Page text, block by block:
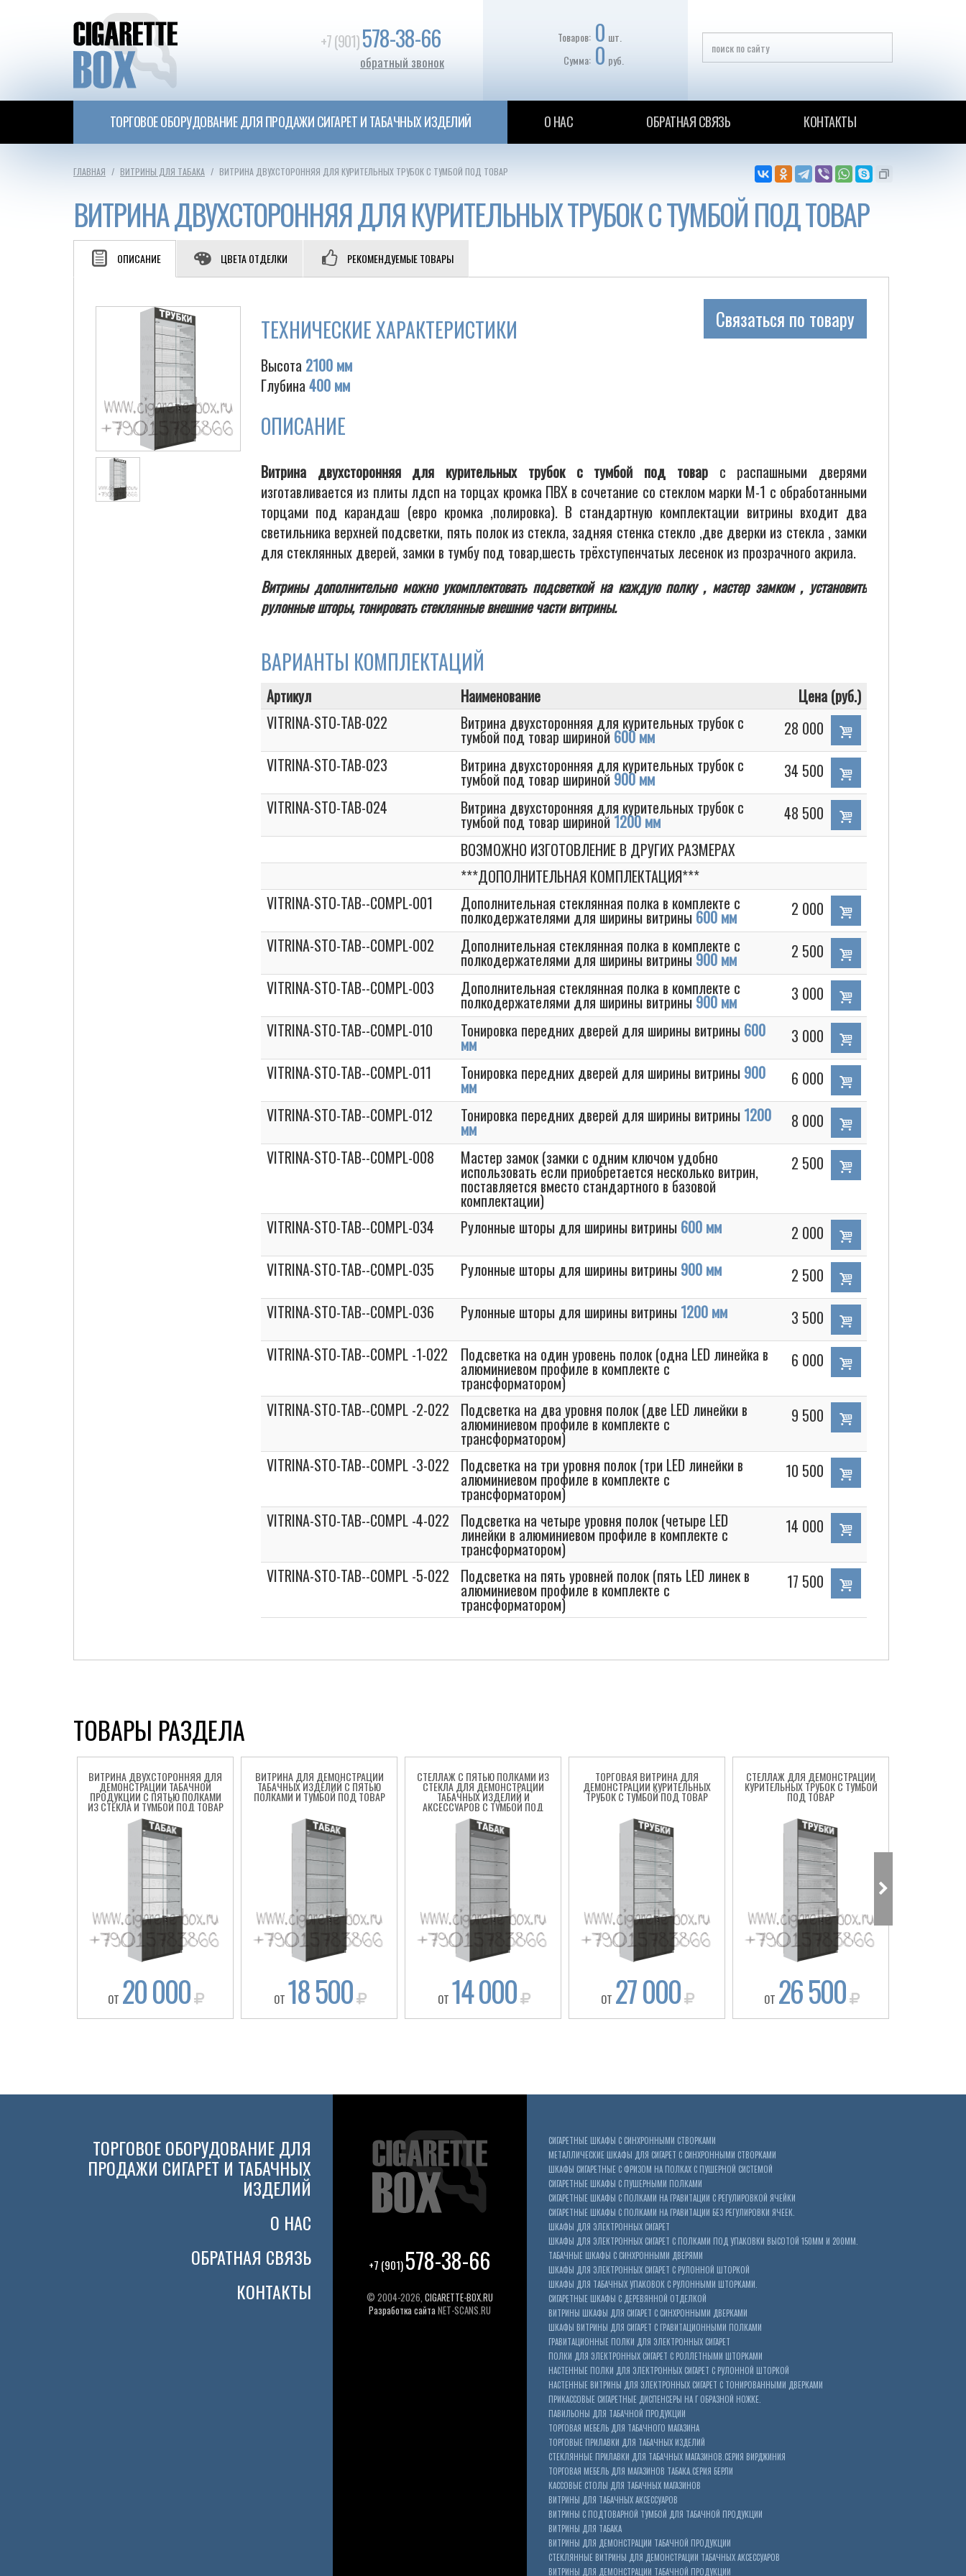
+7 (901)578-38-66
обратный звонок
Товаров: 0 шт.
Сумма: 0 руб.
ТОРГОВОЕ ОБОРУДОВАНИЕ ДЛЯ ПРОДАЖИ СИГАРЕТ И ТАБАЧНЫХ ИЗДЕЛИЙ О НАС ОБРАТНАЯ СВЯЗЬ КОНТАКТЫ
ГЛАВНАЯ ВИТРИНЫ ДЛЯ ТАБАКА ВИТРИНА ДВУХСТОРОННЯЯ ДЛЯ КУРИТЕЛЬНЫХ ТРУБОК С ТУМБОЙ ПОД ТОВАР
ВИТРИНА ДВУХСТОРОННЯЯ ДЛЯ КУРИТЕЛЬНЫХ ТРУБОК С ТУМБОЙ ПОД ТОВАР
ОПИСАНИЕ ЦВЕТА ОТДЕЛКИ РЕКОМЕНДУЕМЫЕ ТОВАРЫ
Связаться по товару
ТЕХНИЧЕСКИЕ ХАРАКТЕРИСТИКИ
Высота 2100 мм
Глубина 400 мм
ОПИСАНИЕ
Витрина двухсторонняя для курительных трубок с тумбой под товарс распашными дверями
изготавливается из плиты лдсп на торцах кромка ПВХ в сочетание со стеклом марки М-1 с обработанными
торцами под карандаш (евро кромка ,полировка). В стандартную комплектации витрины входит два
светильника верхней подсветки, пять полок из стекла, задняя стенка стекло ,две дверки из стекла , замки
для стеклянных дверей, замки в тумбу под товар,шесть трёхступенчатых лесенок из прозрачного акрила.
Витрины дополнительно можно укомплектовать подсветкой на каждую полку , мастер замком , установить
рулонные шторы, тонировать стеклянные внешние части витрины.
ВАРИАНТЫ КОМПЛЕКТАЦИЙ
Артикул Наименование
Цена (руб.)
VITRINA-STO-TAB-022
Витрина двухсторонняя для курительных трубок с
тумбой под товар шириной 600 мм
28 000
VITRINA-STO-TAB-023
Витрина двухсторонняя для курительных трубок с
тумбой под товар шириной 900 мм
34 500
VITRINA-STO-TAB-024
Витрина двухсторонняя для курительных трубок с
тумбой под товар шириной 1200 мм
48 500
ВОЗМОЖНО ИЗГОТОВЛЕНИЕ В ДРУГИХ РАЗМЕРАХ
***ДОПОЛНИТЕЛЬНАЯ КОМПЛЕКТАЦИЯ***
VITRINA-STO-TAB--COMPL-001
Дополнительная стеклянная полка в комплекте с
полкодержателями для ширины витрины 600 мм
2 000
VITRINA-STO-TAB--COMPL-002
Дополнительная стеклянная полка в комплекте с
полкодержателями для ширины витрины 900 мм
2 500
VITRINA-STO-TAB--COMPL-003
Дополнительная стеклянная полка в комплекте с
полкодержателями для ширины витрины 900 мм
3 000
VITRINA-STO-TAB--COMPL-010
Тонировка передних дверей для ширины витрины 600
мм
3 000
VITRINA-STO-TAB--COMPL-011
Тонировка передних дверей для ширины витрины 900
мм
6 000
VITRINA-STO-TAB--COMPL-012
Тонировка передних дверей для ширины витрины 1200
мм
8 000
VITRINA-STO-TAB--COMPL-008
Мастер замок (замки с одним ключом удобно
использовать если приобретается несколько витрин,
поставляется вместо стандартного в базовой
комплектации)
2 500
VITRINA-STO-TAB--COMPL-034 Рулонные шторы для ширины витрины 600 мм
2 000
VITRINA-STO-TAB--COMPL-035
Рулонные шторы для ширины витрины 900 мм
2 500
VITRINA-STO-TAB--COMPL-036
Рулонные шторы для ширины витрины 1200 мм
3 500
VITRINA-STO-TAB--COMPL -1-022
Подсветка на один уровень полок (одна LED линейка в
алюминиевом профиле в комплекте с
трансформатором)
6 000
VITRINA-STO-TAB--COMPL -2-022 Подсветка на два уровня полок (две LED линейки в
алюминиевом профиле в комплекте с
трансформатором)
9 500
VITRINA-STO-TAB--COMPL -3-022 Подсветка на три уровня полок (три LED линейки в
алюминиевом профиле в комплекте с
трансформатором)
10 500
VITRINA-STO-TAB--COMPL -4-022 Подсветка на четыре уровня полок (четыре LED
линейки в алюминиевом профиле в комплекте с
трансформатором)
14 000
VITRINA-STO-TAB--COMPL -5-022 Подсветка на пять уровней полок (пять LED линек в
алюминиевом профиле в комплекте с
трансформатором)
17 500
ТОВАРЫ РАЗДЕЛА
ВИТРИНА ДВУХСТОРОННЯЯ ДЛЯ
ДЕМОНСТРАЦИИ ТАБАЧНОЙ
ПРОДУКЦИИ С ПЯТЬЮ ПОЛКАМИ
ИЗ СТЕКЛА И ТУМБОЙ ПОД ТОВАР
ОТ 20 000
ВИТРИНА ДЛЯ ДЕМОНСТРАЦИИ
ТАБАЧНЫХ ИЗДЕЛИЙ С ПЯТЬЮ
ПОЛКАМИ И ТУМБОЙ ПОД ТОВАР
ОТ 18 500
СТЕЛЛАЖ С ПЯТЬЮ ПОЛКАМИ ИЗ
СТЕКЛА ДЛЯ ДЕМОНСТРАЦИИ
ТАБАЧНЫХ ИЗДЕЛИЙ И
АКСЕССУАРОВ С ТУМБОЙ ПОД
ТОВАР
ОТ 14 000
ТОРГОВАЯ ВИТРИНА ДЛЯ
ДЕМОНСТРАЦИИ КУРИТЕЛЬНЫХ
ТРУБОК С ТУМБОЙ ПОД ТОВАР
ОТ 27 000
СТЕЛЛАЖ ДЛЯ ДЕМОНСТРАЦИИ
КУРИТЕЛЬНЫХ ТРУБОК С ТУМБОЙ
ПОД ТОВАР
ОТ 26 500
ТОРГОВОЕ ОБОРУДОВАНИЕ ДЛЯ
ПРОДАЖИ СИГАРЕТ И ТАБАЧНЫХ
ИЗДЕЛИЙ
О НАС
ОБРАТНАЯ СВЯЗЬ
КОНТАКТЫ
+7 (901)578-38-66
© 2004-2026, CIGARETTE-BOX.RU
Разработка сайтаNET-SCANS.RU
СИГАРЕТНЫЕ ШКАФЫ С СИНХРОННЫМИ СТВОРКАМИ
МЕТАЛЛИЧЕСКИЕ ШКАФЫ ДЛЯ СИГАРЕТ С СИНХРОННЫМИ СТВОРКАМИ
ШКАФЫ СИГАРЕТНЫЕ С ФРИЗОМ НА ПОЛКАХ С ПУШЕРНОЙ СИСТЕМОЙ
СИГАРЕТНЫЕ ШКАФЫ С ПУШЕРНЫМИ ПОЛКАМИ
СИГАРЕТНЫЕ ШКАФЫ С ПОЛКАМИ НА ГРАВИТАЦИИ С РЕГУЛИРОВКОЙ ЯЧЕЙКИ
СИГАРЕТНЫЕ ШКАФЫ С ПОЛКАМИ НА ГРАВИТАЦИИ БЕЗ РЕГУЛИРОВКИ ЯЧЕЕК.
ШКАФЫ ДЛЯ ЭЛЕКТРОННЫХ СИГАРЕТ
ШКАФЫ ДЛЯ ЭЛЕКТРОННЫХ СИГАРЕТ С ПОЛКАМИ ПОД УПАКОВКИ ВЫСОТОЙ 150ММ И 200ММ.
ТАБАЧНЫЕ ШКАФЫ С СИНХРОННЫМИ ДВЕРЯМИ
ШКАФЫ ДЛЯ ЭЛЕКТРОННЫХ СИГАРЕТ С РУЛОННОЙ ШТОРКОЙ
ШКАФЫ ДЛЯ ТАБАЧНЫХ УПАКОВОК С РУЛОННЫМИ ШТОРКАМИ.
СИГАРЕТНЫЕ ШКАФЫ С ДЕРЕВЯННОЙ ОТДЕЛКОЙ
ВИТРИНЫ ШКАФЫ ДЛЯ СИГАРЕТ С СИНХРОННЫМИ ДВЕРКАМИ
ШКАФЫ ВИТРИНЫ ДЛЯ СИГАРЕТ С ГРАВИТАЦИОННЫМИ ПОЛКАМИ
ГРАВИТАЦИОННЫЕ ПОЛКИ ДЛЯ ЭЛЕКТРОННЫХ СИГАРЕТ
ПОЛКИ ДЛЯ ЭЛЕКТРОННЫХ СИГАРЕТ С РОЛЛЕТНЫМИ ШТОРКАМИ
НАСТЕННЫЕ ПОЛКИ ДЛЯ ЭЛЕКТРОННЫХ СИГАРЕТ С РУЛОННОЙ ШТОРКОЙ
НАСТЕННЫЕ ВИТРИНЫ ДЛЯ ЭЛЕКТРОННЫХ СИГАРЕТ С ТОНИРОВАННЫМИ ДВЕРКАМИ
ПРИКАССОВЫЕ СИГАРЕТНЫЕ ДИСПЕНСЕРЫ НА Г ОБРАЗНОЙ НОЖКЕ.
ПАВИЛЬОНЫ ДЛЯ ТАБАЧНОЙ ПРОДУКЦИИ
ТОРГОВАЯ МЕБЕЛЬ ДЛЯ ТАБАЧНОГО МАГАЗИНА
ТОРГОВЫЕ ПРИЛАВКИ ДЛЯ ТАБАЧНЫХ ИЗДЕЛИЙ
СТЕКЛЯННЫЕ ПРИЛАВКИ ДЛЯ ТАБАЧНЫХ МАГАЗИНОВ.СЕРИЯ ВИРДЖИНИЯ
ТОРГОВАЯ МЕБЕЛЬ ДЛЯ МАГАЗИНОВ ТАБАКА.СЕРИЯ БЕРЛИ
КАССОВЫЕ СТОЛЫ ДЛЯ ТАБАЧНЫХ МАГАЗИНОВ
ВИТРИНЫ ДЛЯ ТАБАЧНЫХ АКСЕССУАРОВ
ВИТРИНЫ С ПОДТОВАРНОЙ ТУМБОЙ ДЛЯ ТАБАЧНОЙ ПРОДУКЦИИ
ВИТРИНЫ ДЛЯ ТАБАКА
ВИТРИНЫ ДЛЯ ДЕМОНСТРАЦИИ ТАБАЧНОЙ ПРОДУКЦИИ
СТЕКЛЯННЫЕ ВИТРИНЫ ДЛЯ ДЕМОНСТРАЦИИ ТАБАЧНЫХ АКСЕССУАРОВ
ВИТРИНЫ ДЛЯ ДЕМОНСТРАЦИИ ТАБАЧНОЙ ПРОДУКЦИИ